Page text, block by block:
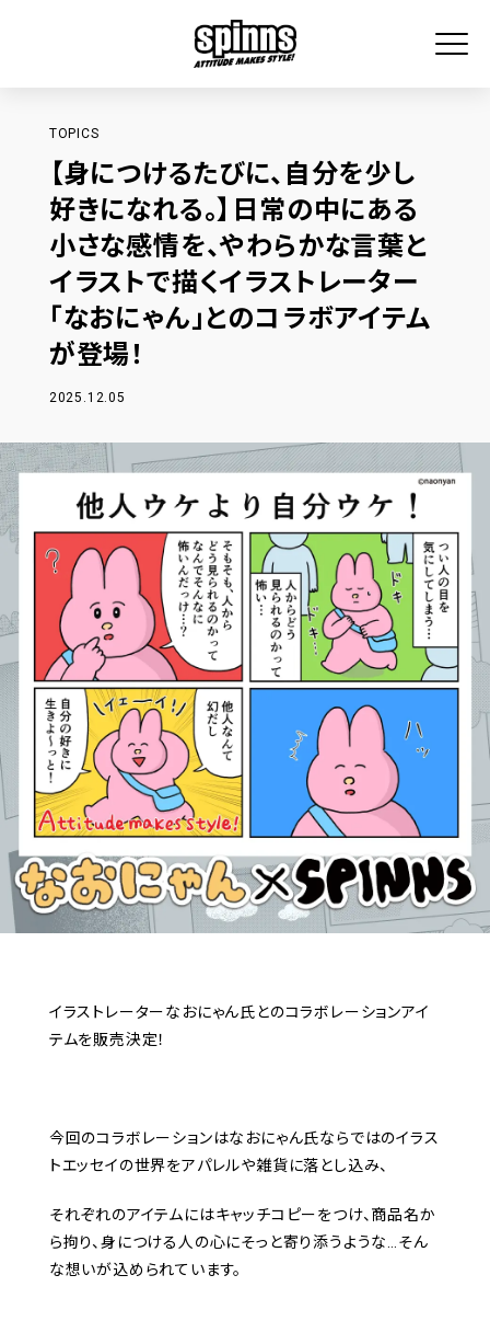
TOPICS
【身につけるたびに、自分を少し
好きになれる。】日常の中にある
小さな感情を、やわらかな言葉と
イラストで描くイラストレーター
「なおにゃん」とのコラボアイテム
が登場！
2025.12.05
イラストレーターなおにゃん氏とのコラボレーションアイ
テムを販売決定！
今回のコラボレーションはなおにゃん氏ならではのイラス
トエッセイの世界をアパレルや雑貨に落とし込み、
それぞれのアイテムにはキャッチコピーをつけ、商品名か
ら拘り、身につける人の心にそっと寄り添うような…そん
な想いが込められています。